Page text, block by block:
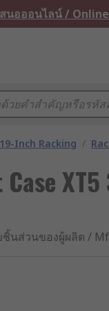
นอออนไลน์ /
19-Inch Racking /
ชิ้นส่วนของผู้ผลิต /